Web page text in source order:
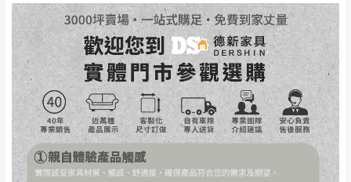
保護物流人員的工作安全，賣家無提供吊掛服務，若
需以吊車或其他的吊掛方式吊運，費用將由買方自行
支付。
因大型傢俱有組裝、配送的問題，並非一般快速到貨
商品，無法指定特定時間送達，司機當天到貨前皆會
再與您通知，讓您不用整天在家等貨，以免浪費你的
寶貴時間。
如遇自然災害、政府宣布之災害警報等不可抗力情
事，而危及運送人員輸送之安全，本司得視狀況延後
收送貨，敬請見諒！
本公司部份商品無維修服務，超過7日鑑賞
期，商品使用年限，因客人使用習慣、居家
環境不同。若屬人為因素導致商品損壞、零
件短缺，則維修、搬運費用，需由消費者自
行吸收(另事先與消費者報價，消費者同意將
會進行維修)。
到貨7日內為鑑賞期(注意:鑑賞期非試用期)，